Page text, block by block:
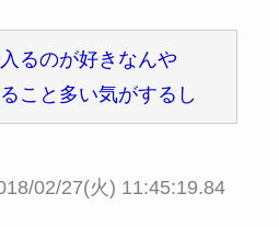
るのが好きなんや
こと多い気がするし
02/27(火) 11:45:19.84